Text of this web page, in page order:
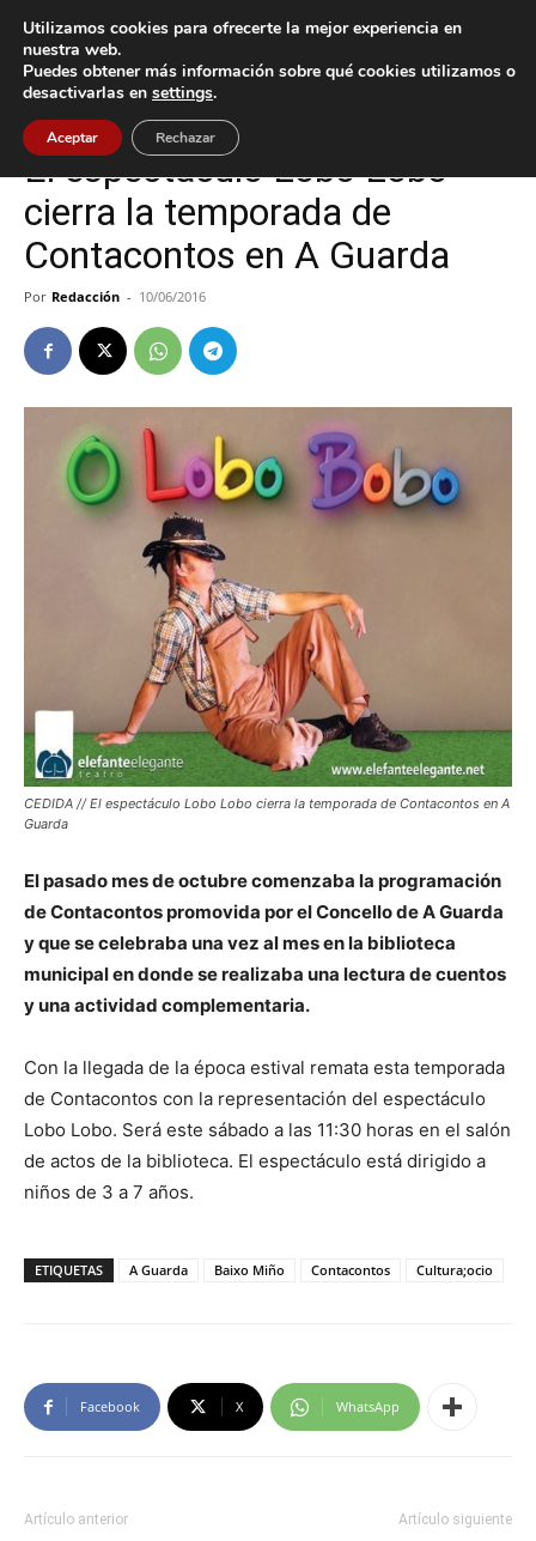
Inicio A Guarda
A Guarda Cultura / Ocio
El espectáculo Lobo Lobo
cierra la temporada de
Contacontos en A Guarda
Por Redacción - 10/06/2016
CEDIDA // El espectáculo Lobo Lobo cierra la temporada de Contacontos en A
Guarda
El pasado mes de octubre comenzaba la programación
de Contacontos promovida por el Concello de A Guarda
y que se celebraba una vez al mes en la biblioteca
municipal en donde se realizaba una lectura de cuentos
y una actividad complementaria.
Con la llegada de la época estival remata esta temporada
de Contacontos con la representación del espectáculo
Lobo Lobo. Será este sábado a las 11:30 horas en el salón
de actos de la biblioteca. El espectáculo está dirigido a
niños de 3 a 7 años.
ETIQUETAS A Guarda Baixo Miño Contacontos Cultura;ocio
Facebook X WhatsApp
Artículo anterior Artículo siguiente
Utilizamos cookies para ofrecerte la mejor experiencia en
nuestra web.
Puedes obtener más información sobre qué cookies utilizamos o
desactivarlas en settings.
Aceptar Rechazar